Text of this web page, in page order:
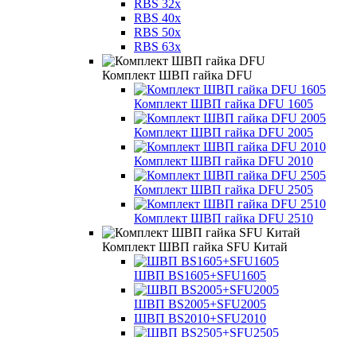
RBS 32x
RBS 40x
RBS 50x
RBS 63x
Комплект ШВП гайка DFU
Комплект ШВП гайка DFU 1605
Комплект ШВП гайка DFU 2005
Комплект ШВП гайка DFU 2010
Комплект ШВП гайка DFU 2505
Комплект ШВП гайка DFU 2510
Комплект ШВП гайка SFU Китай
ШВП BS1605+SFU1605
ШВП BS2005+SFU2005
ШВП BS2010+SFU2010